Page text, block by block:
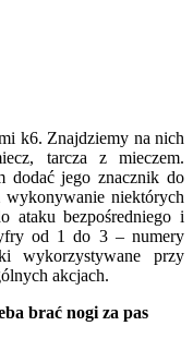
k6. Znajdziemy na nich
tarcza z mieczem.
dodać jego znacznik do
niektórych
ataku bezpośredniego i
od 1 do 3 – numery
wykorzystywane przy
akcjach.
brać nogi za pas